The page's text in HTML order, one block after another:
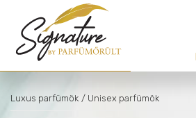
Luxus parfümök / Unisex parfümök